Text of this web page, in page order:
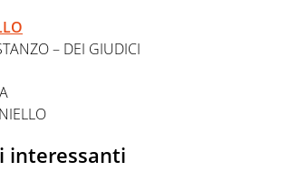
– DEI GIUDICI
interessanti